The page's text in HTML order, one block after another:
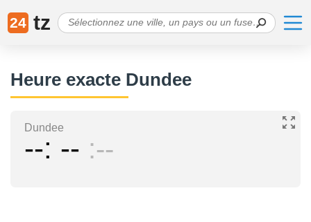
24 tz
Heure exacte Dundee
Dundee
-- -- --